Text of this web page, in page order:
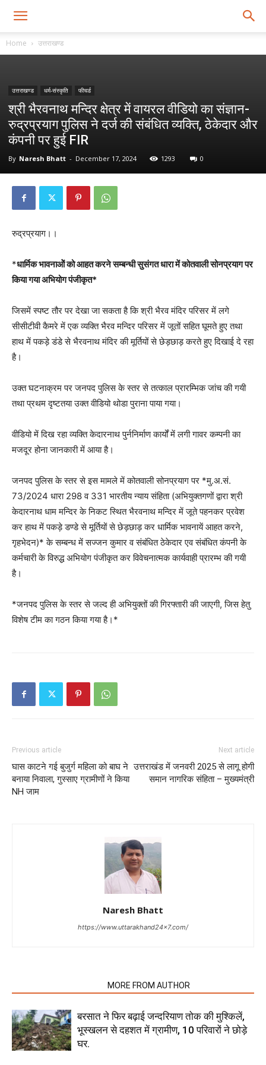
Home उत्तराखण्ड
उत्तराखण्ड धर्म-संस्कृति फीचर्ड
श्री भैरवनाथ मन्दिर क्षेत्र में वायरल वीडियो का संज्ञान-
रुद्रप्रयाग पुलिस ने दर्ज की संबंधित व्यक्ति, ठेकेदार और
कंपनी पर हुई FIR
By Naresh Bhatt - December 17, 2024 1293 0
रुद्रप्रयाग।।
*धार्मिक भावनाओें को आहत करने सम्बन्धी सुसंगत धारा में कोतवाली सोनप्रयाग पर
किया गया अभियोग पंजीकृत*
जिसमें स्पष्ट तौर पर देखा जा सकता है कि श्री भैरव मंदिर परिसर में लगे
सीसीटीवी कैमरे में एक व्यक्ति भैरव मन्दिर परिसर में जूतों सहित घूमते हुए तथा
हाथ में पकड़े डंडे से भैरवनाथ मंदिर की मूर्तियों से छेड़छाड़ करते हुए दिखाई दे रहा
है।
उक्त घटनाक्रम पर जनपद पुलिस के स्तर से तत्काल प्रारम्भिक जांच की गयी
तथा प्रथम दृष्टतया उक्त वीडियो थोडा पुराना पाया गया।
वीडियो में दिख रहा व्यक्ति केदारनाथ पुर्ननिर्माण कार्यों में लगी गावर कम्पनी का
मजदूर होना जानकारी में आया है।
जनपद पुलिस के स्तर से इस मामले में कोतवाली सोनप्रयाग पर *मु.अ.सं.
73/2024 धारा 298 व 331 भारतीय न्याय संहिता (अभियुक्तगणों द्वारा श्री
केदारनाथ धाम मन्दिर के निकट स्थित भैरवनाथ मन्दिर में जूते पहनकर प्रवेश
कर हाथ में पकड़े डण्डे से मूर्तियों से छेड़छाड़ कर धार्मिक भावनायें आहत करने,
गृहभेदन)* के सम्बन्ध में सज्जन कुमार व संबंधित ठेकेदार एव संबंधित कंपनी के
कर्मचारी के विरुद्ध अभियोग पंजीकृत कर विवेचनात्मक कार्यवाही प्रारम्भ की गयी
है।
*जनपद पुलिस के स्तर से जल्द ही अभियुक्तों की गिरफ्तारी की जाएगी, जिस हेतु
विशेष टीम का गठन किया गया है।*
Previous article
घास काटने गई बुजुर्ग महिला को बाघ ने
बनाया निवाला, गुस्साए ग्रामीणों ने किया
NH जाम
Next article
उत्तराखंड में जनवरी 2025 से लागू होगी
समान नागरिक संहिता – मुख्यमंत्री
Naresh Bhatt
https://www.uttarakhand24x7.com/
MORE FROM AUTHOR
बरसात ने फिर बढ़ाई जन्दरियाण तोक की मुश्किलें,
भूस्खलन से दहशत में ग्रामीण, 10 परिवारों ने छोड़े
घर.